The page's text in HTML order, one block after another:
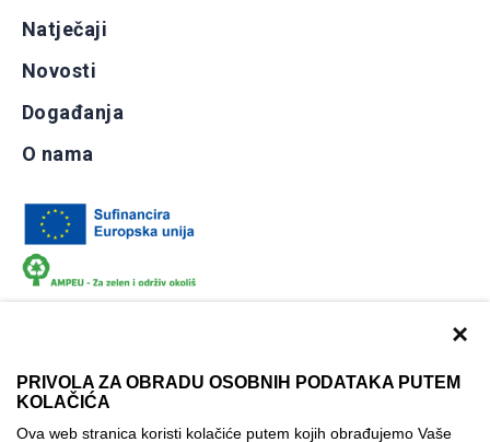
×
PRIVOLA ZA OBRADU OSOBNIH PODATAKA PUTEM
KOLAČIĆA
Ova web stranica koristi kolačiće putem kojih obrađujemo Vaše
Natječaji
Novosti
Događanja
O nama